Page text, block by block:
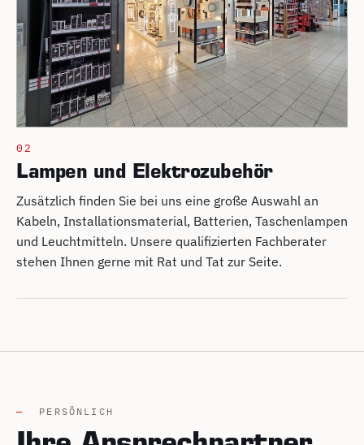
02
Lampen und Elektrozubehör
Zusätzlich finden Sie bei uns eine große Auswahl an
Kabeln, Installationsmaterial, Batterien, Taschenlampen
und Leuchtmitteln. Unsere qualifizierten Fachberater
stehen Ihnen gerne mit Rat und Tat zur Seite.
— PERSÖNLICH